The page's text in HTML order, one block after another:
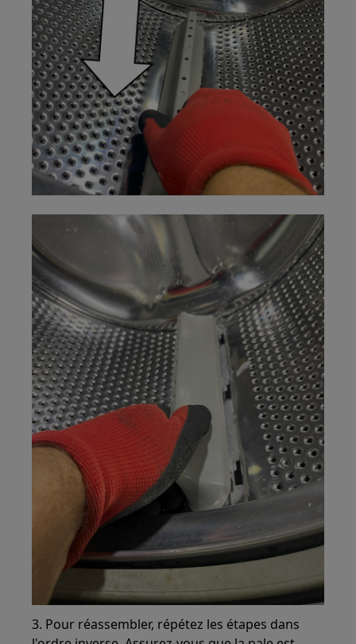
3. Pour réassembler, répétez les étapes dans